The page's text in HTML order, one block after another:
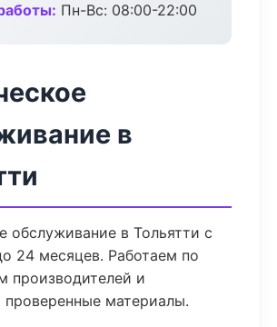
Пн-Вс: 08:00-22:00
в
обслуживание в Тольятти с
24 месяцев. Работаем по
производителей и
проверенные материалы.